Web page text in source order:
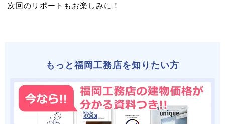
次回のリポートもお楽しみに！
もっと福岡工務店を知りたい方